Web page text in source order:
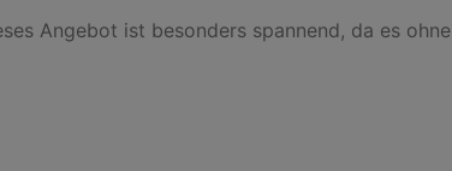
Angebot ist besonders spannend, da es ohne